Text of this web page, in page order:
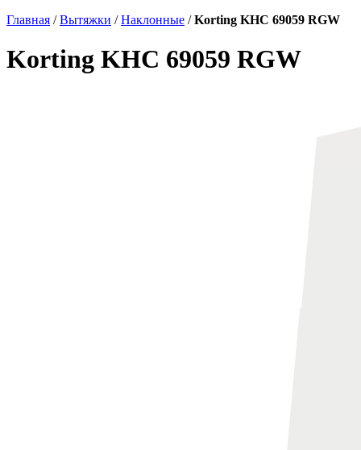
Главная /Вытяжки /Наклонные /Korting KHC 69059 RGW
Korting KHC 69059 RGW